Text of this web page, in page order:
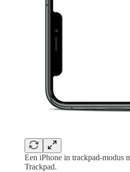
Een iPhone in trackpad-modus
Trackpad.